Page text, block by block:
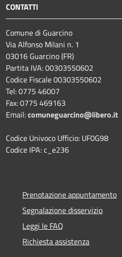
CONTATTI
Comune di Guarcino
Via Alfonso Milani n. 1
03016 Guarcino (FR)
Partita IVA: 00303550602
Codice Fiscale 00303550602
Tel: 0775 46007
Fax: 0775 469163
Email:comuneguarcino@libero.it
Codice Univoco Ufficio: UF0G98
Codice IPA: c_e236
Prenotazione appuntamento
Segnalazione disservizio
Leggi le FAQ
Richiesta assistenza